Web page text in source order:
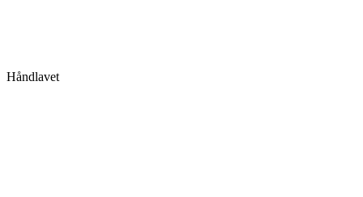
Håndlavet